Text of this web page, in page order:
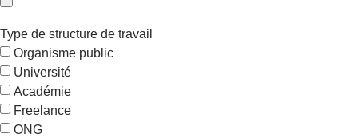
Type de structure de travail
Organisme public
Université
Académie
Freelance
ONG